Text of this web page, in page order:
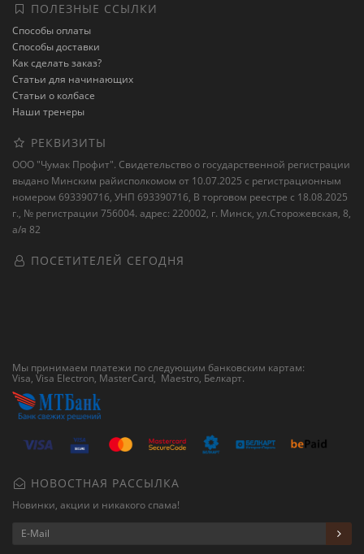
ПОЛЕЗНЫЕ ССЫЛКИ
Способы оплаты
Способы доставки
Как сделать заказ?
Статьи для начинающих
Статьи о колбасе
Наши тренеры
РЕКВИЗИТЫ
ООО "Чумак Профит". Свидетельство о государственной регистрации
выдано Минским райисполкомом от 10.07.2025 с регистрационным
номером 693390716, УНП 693390716, В торговом реестре с 18.08.2025
г., № регистрации 756004. адрес: 220002, г. Минск, ул.Сторожевская, 8,
а/я 82
ПОСЕТИТЕЛЕЙ СЕГОДНЯ
Мы принимаем платежи по следующим банковским картам:
Visa, Visa Electron, MasterCard, Maestro, Белкарт.
НОВОСТНАЯ РАССЫЛКА
Новинки, акции и никакого спама!